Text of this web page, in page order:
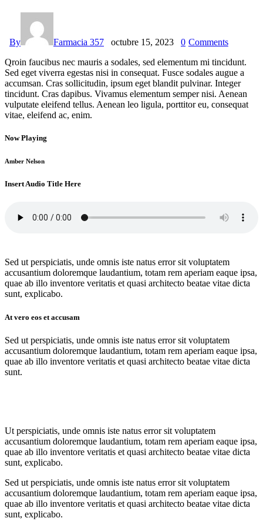
By Farmacia 357 octubre 15, 2023 0 Comments
Qroin faucibus nec mauris a sodales, sed elementum mi tincidunt.
Sed eget viverra egestas nisi in consequat. Fusce sodales augue a
accumsan. Cras sollicitudin, ipsum eget blandit pulvinar. Integer
tincidunt. Cras dapibus. Vivamus elementum semper nisi. Aenean
vulputate eleifend tellus. Aenean leo ligula, porttitor eu, consequat
vitae, eleifend ac, enim.
Now Playing
Amber Nelson
Insert Audio Title Here
Sed ut perspiciatis, unde omnis iste natus error sit voluptatem
accusantium doloremque laudantium, totam rem aperiam eaque ipsa,
quae ab illo inventore veritatis et quasi architecto beatae vitae dicta
sunt, explicabo.
At vero eos et accusam
Sed ut perspiciatis, unde omnis iste natus error sit voluptatem
accusantium doloremque laudantium, totam rem aperiam eaque ipsa,
quae ab illo inventore veritatis et quasi architecto beatae vitae dicta
sunt.
Ut perspiciatis, unde omnis iste natus error sit voluptatem
accusantium doloremque laudantium, totam rem aperiam eaque ipsa,
quae ab illo inventore veritatis et quasi architecto beatae vitae dicta
sunt, explicabo.
Sed ut perspiciatis, unde omnis iste natus error sit voluptatem
accusantium doloremque laudantium, totam rem aperiam eaque ipsa,
quae ab illo inventore veritatis et quasi architecto beatae vitae dicta
sunt, explicabo.